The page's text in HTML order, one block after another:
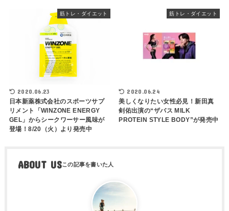
筋トレ・ダイエット
2020.06.23
日本新薬株式会社のスポーツサプ
リメント「WINZONE ENERGY
GEL」からシークワーサー風味が
登場！8/20（火）より発売中
筋トレ・ダイエット
2020.06.24
美しくなりたい女性必見！新田真
剣佑出演の“ザバス MILK
PROTEIN STYLE BODY”が発売中
ABOUT US